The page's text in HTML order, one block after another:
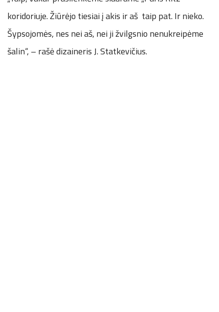
koridoriuje. Žiūrėjo tiesiai į akis ir aš taip pat. Ir nieko.
Šypsojomės, nes nei aš, nei ji žvilgsnio nenukreipėme
šalin“, – rašė dizaineris J. Statkevičius.